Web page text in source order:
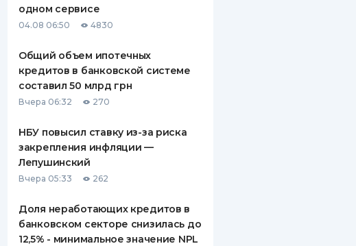
ПУТЕВОДИТЕЛИ ПО
ВСЕ СТРАХОВЫЕ ПОЛИСЫ
СТРАХОВЫЕ КОМПАНИИ
КОМПАНИЯХ
ДОСТАВКА И ОПЛАТА
КОНТАКТЫ
одном сервисе
04.08 06:50 4830
Общий объем ипотечных
кредитов в банковской системе
составил 50 млрд грн
Вчера 06:32 270
НБУ повысил ставку из-за риска
закрепления инфляции —
Лепушинский
Вчера 05:33 262
Доля неработающих кредитов в
банковском секторе снизилась до
12,5% - минимальное значение NPL